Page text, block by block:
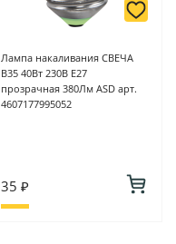
Лампа накаливания СВЕЧА
B35 40Вт 230В Е27
прозрачная 380Лм ASD арт.
4607177995052
35 ₽